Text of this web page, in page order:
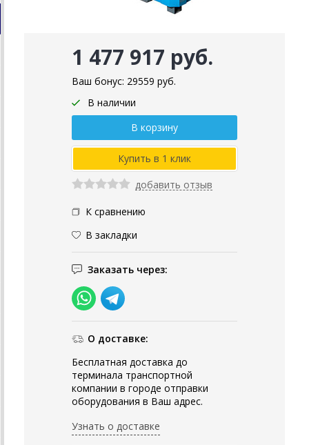
1 477 917 руб.
Ваш бонус: 29559 руб.
В наличии
добавить отзыв
К сравнению
В закладки
Заказать через:
О доставке:
Бесплатная доставка до
терминала транспортной
компании в городе отправки
оборудования в Ваш адрес.
Узнать о доставке